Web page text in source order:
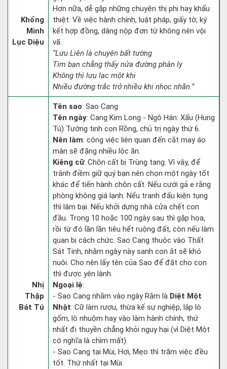
Khổng
Minh
Lục Diệu
Hơn nữa, dễ gặp những chuyện thị phi hay khẩu
thiệt. Về việc hành chính, luật pháp, giấy tờ, ký
kết hợp đồng, dâng nộp đơn từ không nên vội
vã.
“Lưu Liên là chuyện bất tường
Tìm bạn chẳng thấy nửa đường phân ly
Không thì lưu lạc một khi
Nhiều đường trắc trở nhiều khi nhọc nhằn.”
Nhị
Thập
Bát Tú
Tên sao: Sao Cang
Tên ngày: Cang Kim Long - Ngô Hán: Xấu (Hung
Tú) Tướng tinh con Rồng, chủ trị ngày thứ 6.
Nên làm: công việc liên quan đến cắt may áo
màn sẽ đặng nhiều lộc ăn.
Kiêng cữ: Chôn cất bị Trùng tang. Vì vậy, để
tránh điềm giữ quý bạn nên chọn một ngày tốt
khác để tiến hành chôn cất. Nếu cưới gả e rằng
phòng không giá lạnh. Nếu tranh đấu kiện tụng
thì lâm bại. Nếu khởi dựng nhà cửa chết con
đầu. Trong 10 hoặc 100 ngày sau thì gặp họa,
rồi từ đó lần lần tiêu hết ruộng đất, còn nếu làm
quan bị cách chức. Sao Cang thuộc vào Thất
Sát Tinh, nhằm ngày này sanh con ắt sẽ khó
nuôi. Cho nên lấy tên của Sao để đặt cho con
thì được yên lành.
Ngoại lệ:
- Sao Cang nhằm vào ngày Rằm là Diệt Một
Nhật: Cữ làm rượu, thừa kế sự nghiệp, lập lò
gốm, lò nhuộm hay vào làm hành chính, thứ
nhất đi thuyền chẳng khỏi nguy hại (vì Diệt Một
có nghĩa là chìm mất).
- Sao Cang tại Mùi, Hợi, Mẹo thì trăm việc đều
tốt. Thứ nhất tại Mùi.